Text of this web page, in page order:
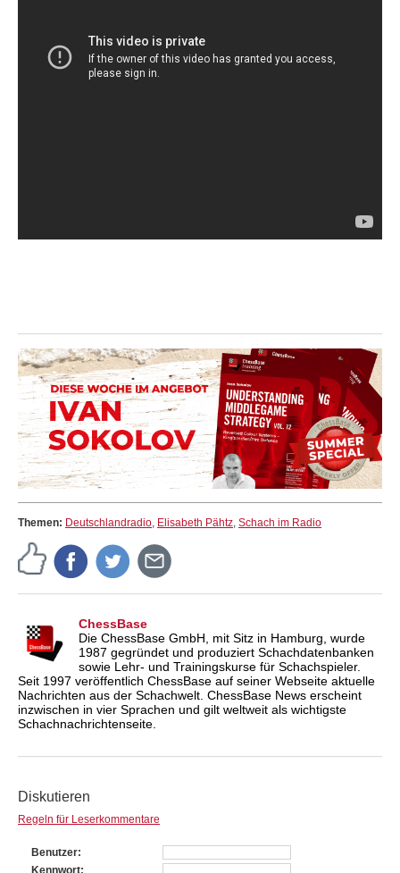
Themen: Deutschlandradio, Elisabeth Pähtz, Schach im Radio
ChessBase
Die ChessBase GmbH, mit Sitz in Hamburg, wurde
1987 gegründet und produziert Schachdatenbanken
sowie Lehr- und Trainingskurse für Schachspieler.
Seit 1997 veröffentlich ChessBase auf seiner Webseite aktuelle
Nachrichten aus der Schachwelt. ChessBase News erscheint
inzwischen in vier Sprachen und gilt weltweit als wichtigste
Schachnachrichtenseite.
Diskutieren
Regeln für Leserkommentare
Benutzer
Kennwort